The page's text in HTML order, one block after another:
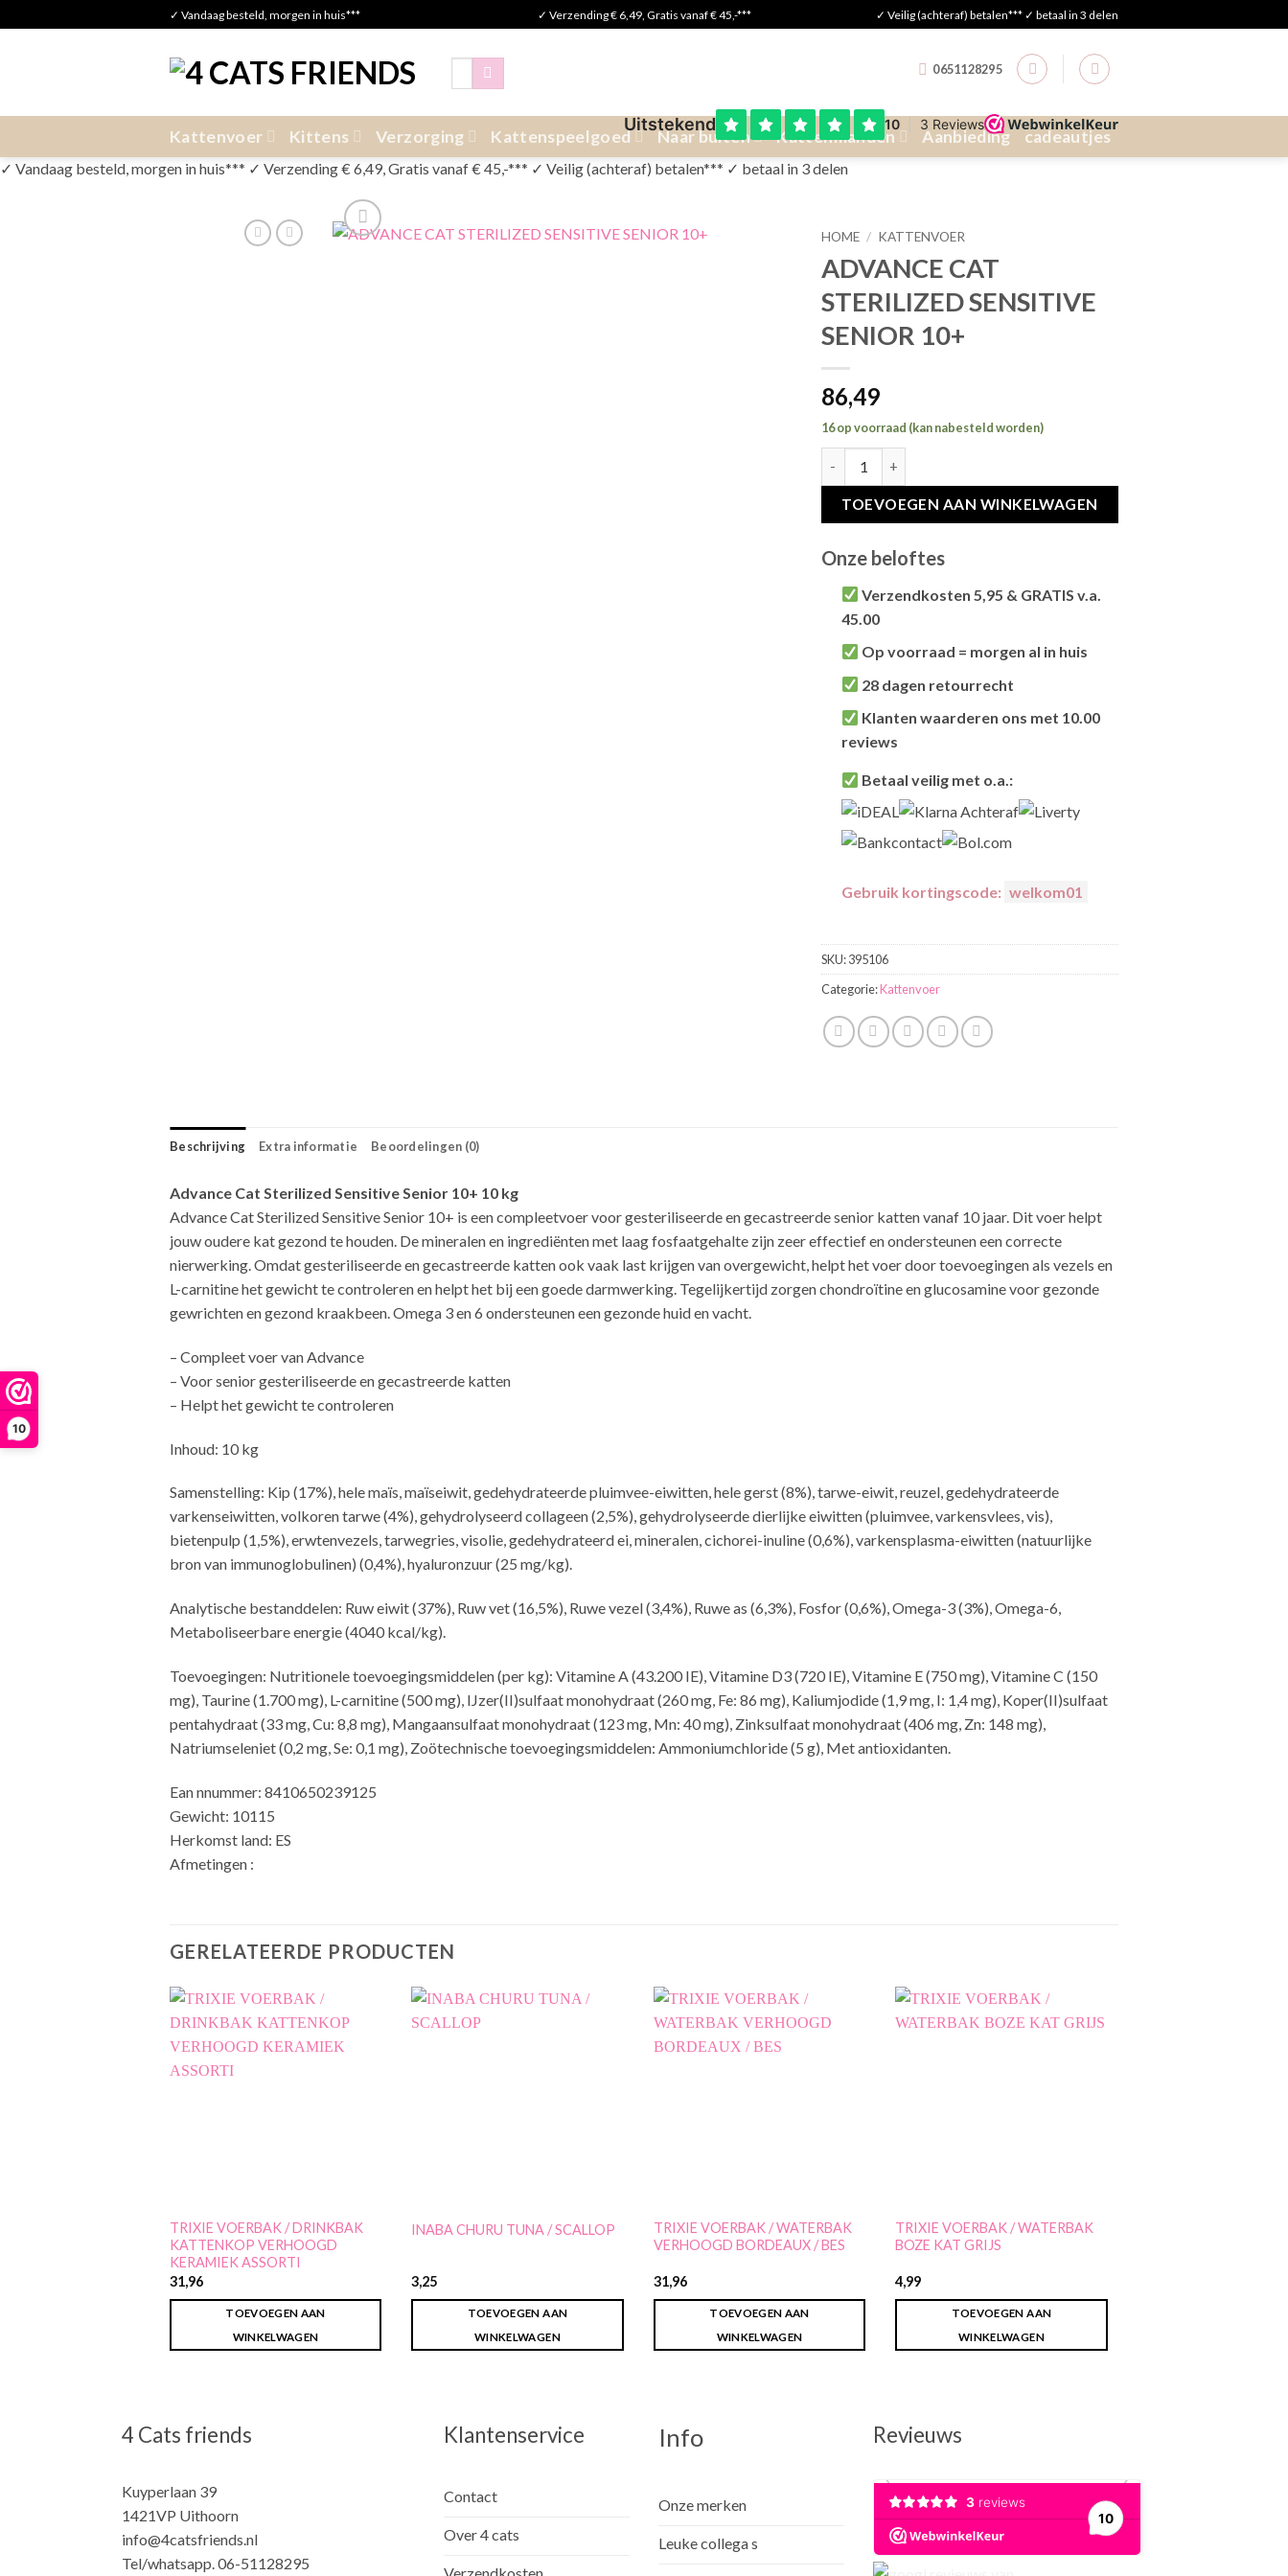
10
to
✓ Vandaag besteld, morgen in huis*** ✓ Verzending € 6,49, Gratis vanaf € 45,-*** ✓ Veilig (achteraf) betalen*** ✓ betaal in 3 delen
Zoeken
0651128295
Kattenvoer Kittens Verzorging Kattenspeelgoed Naar buiten Kattenmanden Aanbieding cadeautjes
✓ Vandaag besteld, morgen in huis*** ✓ Verzending € 6,49, Gratis vanaf € 45,-*** ✓ Veilig (achteraf) betalen*** ✓ betaal in 3 delen
HOME / KATTENVOER
ADVANCE CAT
STERILIZED SENSITIVE
SENIOR 10+
86,49
16 op voorraad (kan nabesteld worden)
TOEVOEGEN AAN WINKELWAGEN
Onze beloftes
Verzendkosten 5,95 & GRATIS v.a.
45.00
pakket 5,95 en bestellingen v.a. 45,00
worden gratis verzonden.
Op voorraad = morgen al in huis
bestelt vóór 13:00, wordt het
nog verzonden.
28 dagen retourrecht
28 dagende tijd om te retourneren.
Klanten waarderen ons met 10.00
reviews
met9,2 bij webkeur
Betaal veilig met o.a.:
Gebruik kortingscode: welkom01
SKU:395106
Categorie:Kattenvoer
Beschrijving Extra informatie Beoordelingen (0)
Advance Cat Sterilized Sensitive Senior 10+ 10 kg
Advance Cat Sterilized Sensitive Senior 10+ is een compleetvoer voor gesteriliseerde en gecastreerde senior katten vanaf 10 jaar. Dit voer helpt
jouw oudere kat gezond te houden. De mineralen en ingrediënten met laag fosfaatgehalte zijn zeer effectief en ondersteunen een correcte
nierwerking. Omdat gesteriliseerde en gecastreerde katten ook vaak last krijgen van overgewicht, helpt het voer door toevoegingen als vezels en
L-carnitine het gewicht te controleren en helpt het bij een goede darmwerking. Tegelijkertijd zorgen chondroïtine en glucosamine voor gezonde
gewrichten en gezond kraakbeen. Omega 3 en 6 ondersteunen een gezonde huid en vacht.
– Compleet voer van Advance
– Voor senior gesteriliseerde en gecastreerde katten
– Helpt het gewicht te controleren
Inhoud: 10 kg
Samenstelling: Kip (17%), hele maïs, maïseiwit, gedehydrateerde pluimvee-eiwitten, hele gerst (8%), tarwe-eiwit, reuzel, gedehydrateerde
varkenseiwitten, volkoren tarwe (4%), gehydrolyseerd collageen (2,5%), gehydrolyseerde dierlijke eiwitten (pluimvee, varkensvlees, vis),
bietenpulp (1,5%), erwtenvezels, tarwegries, visolie, gedehydrateerd ei, mineralen, cichorei-inuline (0,6%), varkensplasma-eiwitten (natuurlijke
bron van immunoglobulinen) (0,4%), hyaluronzuur (25 mg/kg).
Analytische bestanddelen: Ruw eiwit (37%), Ruw vet (16,5%), Ruwe vezel (3,4%), Ruwe as (6,3%), Fosfor (0,6%), Omega-3 (3%), Omega-6,
Metaboliseerbare energie (4040 kcal/kg).
Toevoegingen: Nutritionele toevoegingsmiddelen (per kg): Vitamine A (43.200 IE), Vitamine D3 (720 IE), Vitamine E (750 mg), Vitamine C (150
mg), Taurine (1.700 mg), L-carnitine (500 mg), IJzer(II)sulfaat monohydraat (260 mg, Fe: 86 mg), Kaliumjodide (1,9 mg, I: 1,4 mg), Koper(II)sulfaat
pentahydraat (33 mg, Cu: 8,8 mg), Mangaansulfaat monohydraat (123 mg, Mn: 40 mg), Zinksulfaat monohydraat (406 mg, Zn: 148 mg),
Natriumseleniet (0,2 mg, Se: 0,1 mg), Zoötechnische toevoegingsmiddelen: Ammoniumchloride (5 g), Met antioxidanten.
Ean nnummer: 8410650239125
Gewicht: 10115
Herkomst land: ES
Afmetingen :
GERELATEERDE PRODUCTEN
TRIXIE VOERBAK / DRINKBAK
KATTENKOP VERHOOGD
KERAMIEK ASSORTI
31,96
TOEVOEGEN AAN
WINKELWAGEN
INABA CHURU TUNA / SCALLOP
3,25
TOEVOEGEN AAN
WINKELWAGEN
TRIXIE VOERBAK / WATERBAK
VERHOOGD BORDEAUX / BES
31,96
TOEVOEGEN AAN
WINKELWAGEN
TRIXIE VOERBAK / WATERBAK
BOZE KAT GRIJS
4,99
TOEVOEGEN AAN
WINKELWAGEN
4 Cats friends
Kuyperlaan 39
1421VP Uithoorn
info@4catsfriends.nl
Tel/whatsapp. 06-51128295
Klantenservice
Contact
Over 4 cats
Info
Onze merken
Leuke collega s
Revieuws